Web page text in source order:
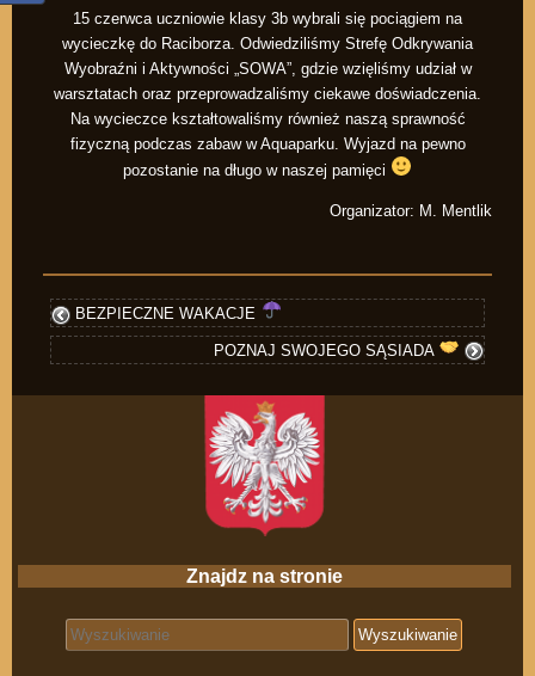
15 czerwca uczniowie klasy 3b wybrali się pociągiem na
wycieczkę do Raciborza. Odwiedziliśmy Strefę Odkrywania
Wyobraźni i Aktywności „SOWA”, gdzie wzięliśmy udział w
warsztatach oraz przeprowadzaliśmy ciekawe doświadczenia.
Na wycieczce kształtowaliśmy również naszą sprawność
fizyczną podczas zabaw w Aquaparku. Wyjazd na pewno
pozostanie na długo w naszej pamięci
Organizator: M. Mentlik
BEZPIECZNE WAKACJE
POZNAJ SWOJEGO SĄSIADA
Znajdz na stronie
Search for: